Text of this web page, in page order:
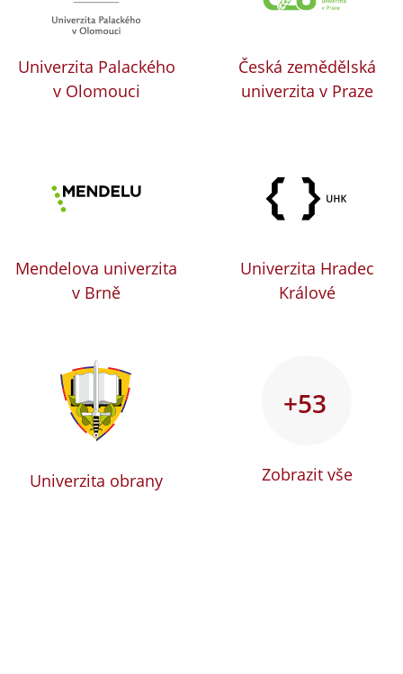
Univerzita Palackého
v Olomouci
Česká zemědělská
univerzita v Praze
Mendelova univerzita
v Brně
Univerzita Hradec
Králové
Univerzita obrany
+53
Zobrazit vše